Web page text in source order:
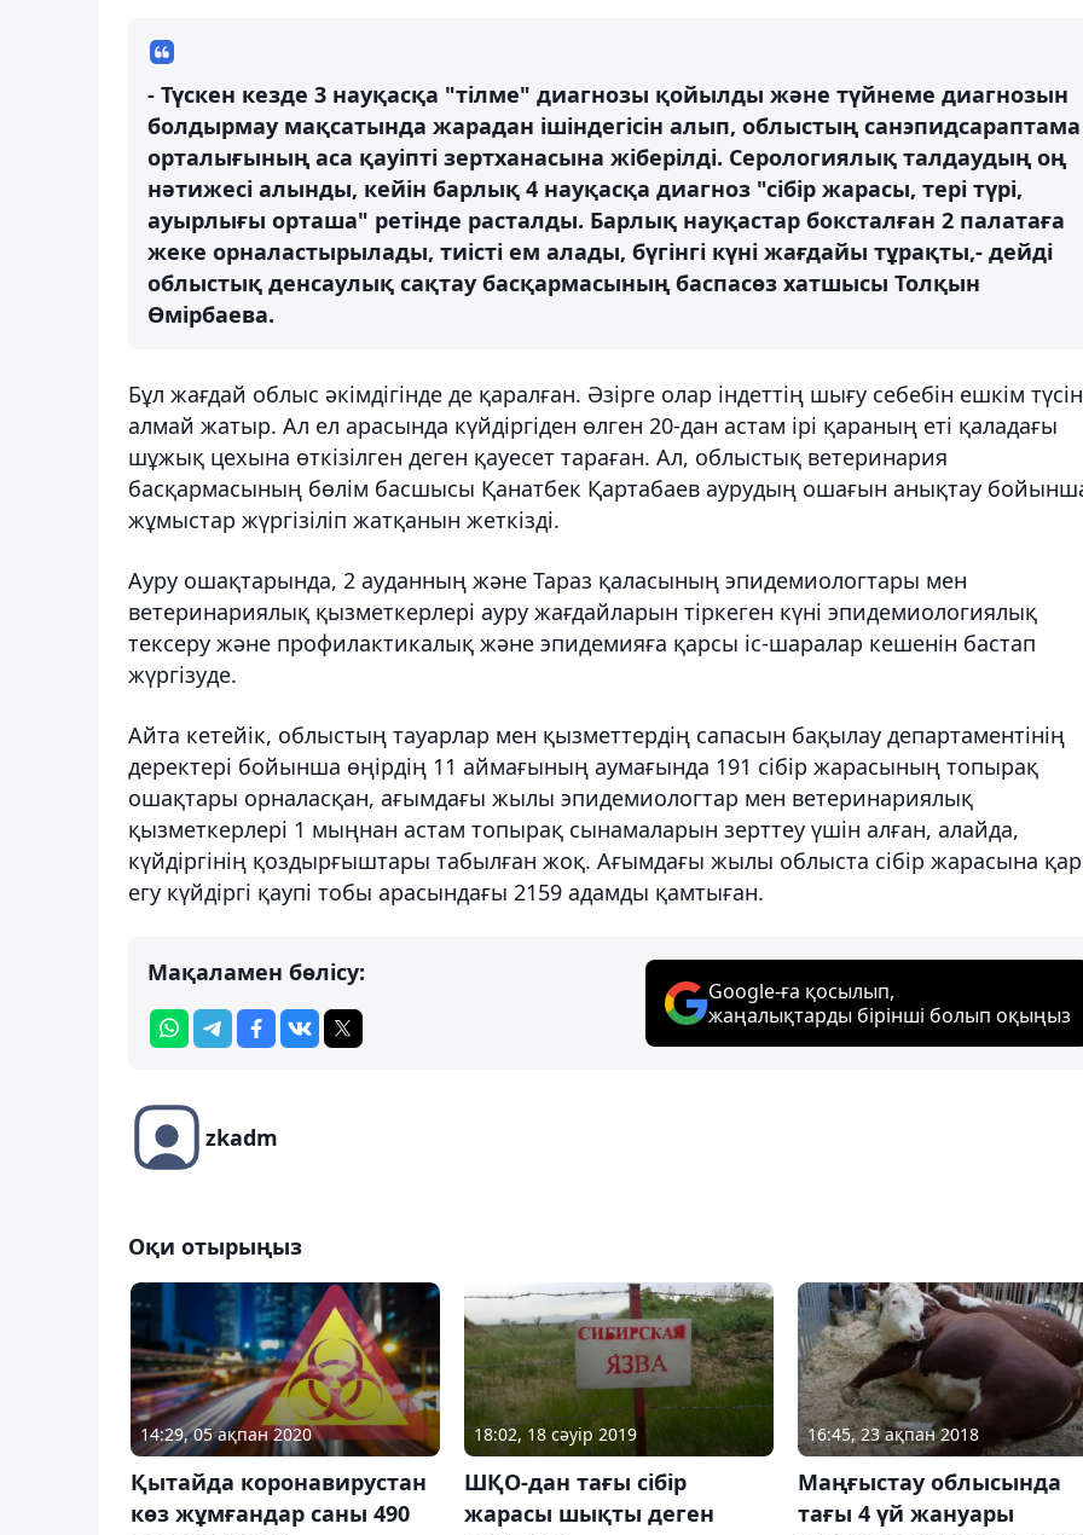
- Түскен кезде 3 науқасқа "тілме" диагнозы қойылды және түйнеме диагнозын
болдырмау мақсатында жарадан ішіндегісін алып, облыстың санэпидсараптама
орталығының аса қауіпті зертханасына жіберілді. Серологиялық талдаудың оң
нәтижесі алынды, кейін барлық 4 науқасқа диагноз "сібір жарасы, тері түрі,
ауырлығы орташа" ретінде расталды. Барлық науқастар боксталған 2 палатаға
жеке орналастырылады, тиісті ем алады, бүгінгі күні жағдайы тұрақты,- дейді
облыстық денсаулық сақтау басқармасының баспасөз хатшысы Толқын
Өмірбаева.
Бұл жағдай облыс әкімдігінде де қаралған. Әзірге олар індеттің шығу себебін ешкім
алмай жатыр. Ал ел арасында күйдіргіден өлген 20-дан астам ірі қараның еті қаладағы
шұжық цехына өткізілген деген қауесет тараған. Ал, облыстық ветеринария
басқармасының бөлім басшысы Қанатбек Қартабаев аурудың ошағын анықтау
жұмыстар жүргізіліп жатқанын жеткізді.
Ауру ошақтарында, 2 ауданның және Тараз қаласының эпидемиологтары мен
ветеринариялық қызметкерлері ауру жағдайларын тіркеген күні эпидемиологиялық
тексеру және профилактикалық және эпидемияға қарсы іс-шаралар кешенін бастап
жүргізуде.
Айта кетейік, облыстың тауарлар мен қызметтердің сапасын бақылау департаментінің
деректері бойынша өңірдің 11 аймағының аумағында 191 сібір жарасының топырақ
ошақтары орналасқан, ағымдағы жылы эпидемиологтар мен ветеринариялық
қызметкерлері 1 мыңнан астам топырақ сынамаларын зерттеу үшін алған, алайда,
күйдіргінің қоздырғыштары табылған жоқ. Ағымдағы жылы облыста сібір жарасына
егу күйдіргі қаупі тобы арасындағы 2159 адамды қамтыған.
Мақаламен бөлісу:
Google-ға қосылып,
жаңалықтарды бірінші болып оқыңыз
zkadm
Оқи отырыңыз
14:29, 05 ақпан 2020
Қытайда коронавирустан
көз жұмғандар саны 490
18:02, 18 сәуір 2019
ШҚО-дан тағы сібір
жарасы шықты деген
16:45, 23 ақпан 2018
Маңғыстау облысында
тағы 4 үй жануары